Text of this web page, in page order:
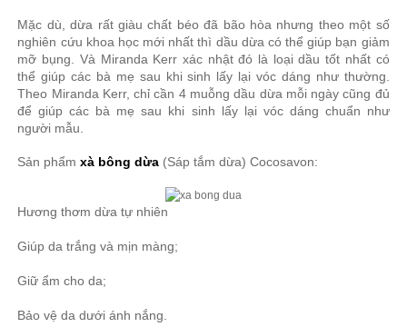
Mặc dù, dừa rất giàu chất béo đã bão hòa nhưng theo một số
nghiên cứu khoa học mới nhất thì dầu dừa có thể giúp bạn giảm
mỡ bụng. Và Miranda Kerr xác nhật đó là loại dầu tốt nhất có
thể giúp các bà mẹ sau khi sinh lấy lại vóc dáng như thường.
Theo Miranda Kerr, chỉ cần 4 muỗng dầu dừa mỗi ngày cũng đủ
để giúp các bà mẹ sau khi sinh lấy lại vóc dáng chuẩn như
người mẫu.
Sản phẩmxà bông dừa (Sáp tắm dừa) Cocosavon:
Hương thơm dừa tự nhiên
Giúp da trắng và mịn màng;
Giữ ẩm cho da;
Bảo vệ da dưới ánh nắng.